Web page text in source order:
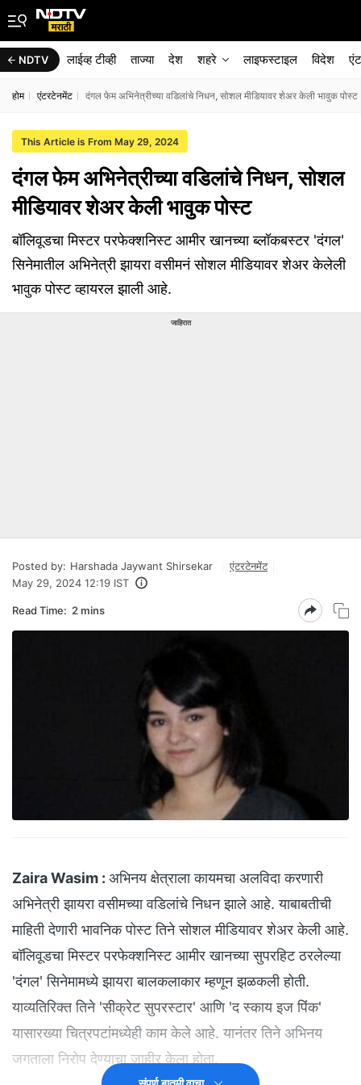
NDTV लाईव्ह टीव्ही ताज्या देश शहरे लाइफस्टाइल विदेश
होम एंटरटेनमेंट दंगल फेम अभिनेत्रीच्या वडिलांचे निधन, सोशल मीडियावर शेअर केली भावुक पोस्ट
This Article is From May 29, 2024
दंगल फेम अभिनेत्रीच्या वडिलांचे निधन, सोशल
मीडियावर शेअर केली भावुक पोस्ट
बॉलिवूडचा मिस्टर परफेक्शनिस्ट आमीर खानच्या ब्लॉकबस्टर 'दंगल'
सिनेमातील अभिनेत्री झायरा वसीमनं सोशल मीडियावर शेअर केलेली
भावुक पोस्ट व्हायरल झाली आहे.
जाहिरात
Posted by: Harshada Jaywant Shirsekar
एंटरटेनमेंट
May 29, 2024 12:19 IST
Read Time: 2 mins
Zaira Wasim : अभिनय क्षेत्राला कायमचा अलविदा करणारी
अभिनेत्री झायरा वसीमच्या वडिलांचे निधन झाले आहे. याबाबतीची
माहिती देणारी भावनिक पोस्ट तिने सोशल मीडियावर शेअर केली आहे.
बॉलिवूडचा मिस्टर परफेक्शनिस्ट आमीर खानच्या सुपरहिट ठरलेल्या
'दंगल' सिनेमामध्ये झायरा बालकलाकार म्हणून झळकली होती.
याव्यतिरिक्त तिने 'सीक्रेट सुपरस्टार' आणि 'द स्काय इज पिंक'
यासारख्या चित्रपटांमध्येही काम केले आहे. यानंतर तिने अभिनय
जगताला निरोप देण्याचा जाहीर केला होता.